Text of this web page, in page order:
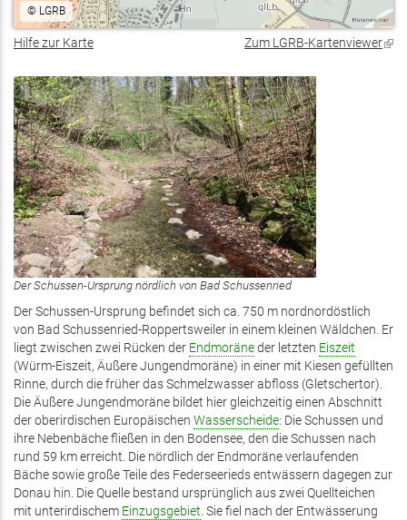
©LGRB
Hilfe zur Karte Zum LGRB-Kartenviewer
Der Schussen-Ursprung nördlich von Bad Schussenried
Der Schussen-Ursprung befindet sich ca. 750 m nordnordöstlich
von Bad Schussenried-Roppertsweiler in einem kleinen Wäldchen. Er
liegt zwischen zwei Rücken der Endmoräneder letzten Eiszeit
(Würm-Eiszeit, Äußere Jungendmoräne) in einer mit Kiesen gefüllten
Rinne, durch die früher das Schmelzwasser abfloss (Gletschertor).
Die Äußere Jungendmoräne bildet hier gleichzeitig einen Abschnitt
der oberirdischen Europäischen Wasserscheide: Die Schussen und
ihre Nebenbäche fließen in den Bodensee, den die Schussen nach
rund 59 km erreicht. Die nördlich der Endmoräne verlaufenden
Bäche sowie große Teile des Federseerieds entwässern dagegen zur
Donau hin. Die Quelle bestand ursprünglich aus zwei Quellteichen
mit unterirdischem Einzugsgebiet. Sie fiel nach der Entwässerung